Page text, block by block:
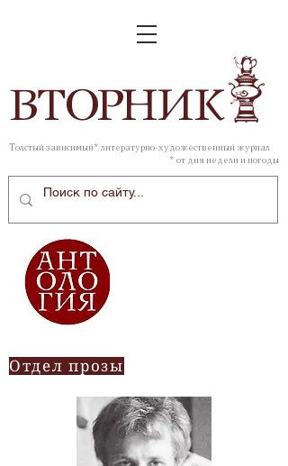
ВТОРНИК
Толстый зависимый* литературно-художественный журнал
* от дня недели и погоды
Отдел прозы